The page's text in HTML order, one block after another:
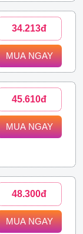
34.213đ
MUA NGAY
45.610đ
MUA NGAY
48.300đ
MUA NGAY